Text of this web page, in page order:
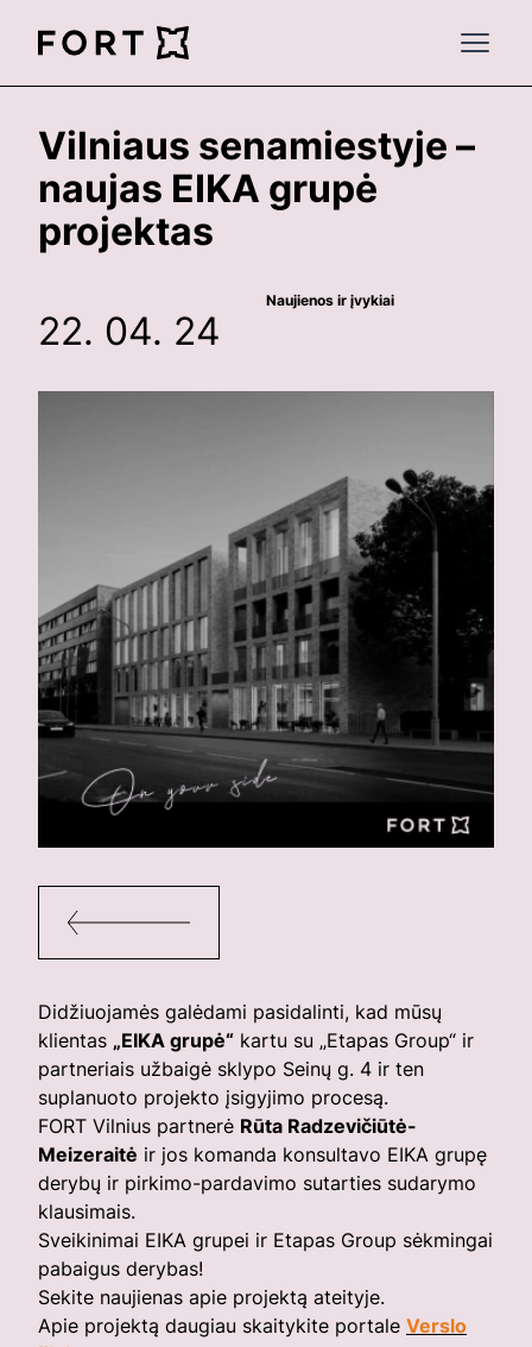
FortLegal
Open
Vilniaus senamiestyje –
naujas EIKA grupė
projektas
Naujienos ir įvykiai
22. 04. 24
Didžiuojamės galėdami pasidalinti, kad mūsų
klientas „EIKA grupė“ kartu su „Etapas Group“ ir
partneriais užbaigė sklypo Seinų g. 4 ir ten
suplanuoto projekto įsigyjimo procesą.
FORT Vilnius partnerė Rūta Radzevičiūtė-
Meizeraitė ir jos komanda konsultavo EIKA grupę
derybų ir pirkimo-pardavimo sutarties sudarymo
klausimais.
Sveikinimai EIKA grupei ir Etapas Group sėkmingai
pabaigus derybas!
Sekite naujienas apie projektą ateityje.
Apie projektą daugiau skaitykite portale Verslo